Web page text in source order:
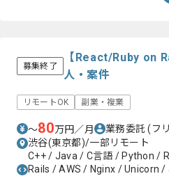
・マイクロサービス、サーバレス
・React及びフロントエンドの経験
募集終了
【React/Ruby on
人・案件
リモートOK 副業・複業
〜80万円／月 業務委託(フ
渋谷(東京都)/一部リモート
C++ / Java / C言語 / Python /
Rails / AWS / Nginx / Unicorn